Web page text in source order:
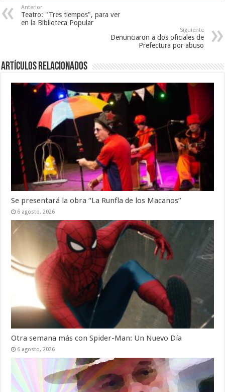
Anterior
Teatro: "Tres tiempos", para ver
en la Biblioteca Popular
Siguiente
Denunciaron a dos oficiales de
Prefectura por abuso
Artículos Relacionados
Se presentará la obra “La Runfla de los Macanos”
6 agosto, 2026
Otra semana más con Spider-Man: Un Nuevo Día
6 agosto, 2026